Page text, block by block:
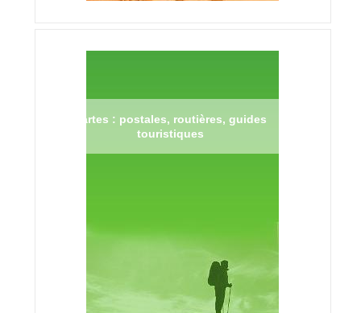
Cartes : postales, routières, guides
touristiques